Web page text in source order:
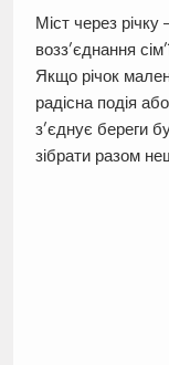
Міст через
возз’єднання
Якщо річок
радісна подія
з’єднує береги
зібрати разом